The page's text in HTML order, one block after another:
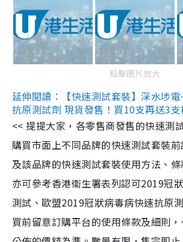
點擊圖片放大
延伸閱讀：【快速測試套裝】深水埗
抗原測試劑 現貨發售！買10支再送3
<< 提提大家，各零售商發售的快速測
購買市面上不同品牌的快速測試套裝
及該品牌的快速測試套裝使用方法、
亦可參考香港衞生署表列認可2019冠
測試、歐盟2019冠狀病毒病快速抗原
買前留意訂購平台的使用條款及細則